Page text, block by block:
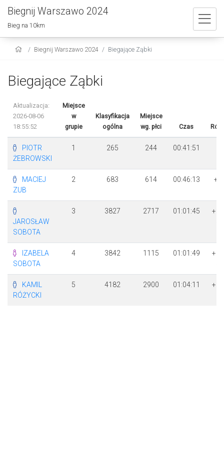
Biegnij Warszawo 2024
Bieg na 10km
Biegnij Warszawo 2024 Biegające Ząbki
Biegające Ząbki
Aktualizacja:
2026-08-06
18:55:52
Miejsce
w
grupie
Klasyfikacja
ogólna
Miejsce
wg. płci
Czas
PIOTR
ŻEBROWSKI
1 265 244 00:41:51
MACIEJ
ZUB
2 683 614 00:46:13
+
JAROSŁAW
SOBOTA
3 3827 2717 01:01:45
+
IZABELA
SOBOTA
4 3842 1115 01:01:49
+
KAMIL
RÓŻYCKI
5 4182 2900 01:04:11
+